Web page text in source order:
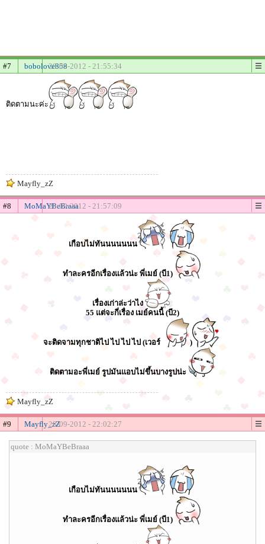
#7 bobolove85828-09-2012 - 21:55:34
ติดตามนะค่ะ
Mayfly_zZ
#8 MoMaYBeBraaa
28-09-2012 - 21:57:09
เกือบไม่ทันนนนนนน
ทำละครอีกเรื่องแล้วน่ะ พี่เมย์ (บี1)
เรื่องเก่าล่ะว่าไง
55 แต่จะกี่เรื่อง เมย์คนนี้ (บี2)
จะติดจามทุกชาติไป ไป ไป ไป (เวอร์ )
ติดตามอะพี่เมย์ รูปมันแอบไม่ขึ้นบางรูปน่ะ
Mayfly_zZ
#9 Mayfly_zZ28-09-2012 - 22:02:27
quote : MoMaYBeBraaa
เกือบไม่ทันนนนนนน
ทำละครอีกเรื่องแล้วน่ะ พี่เมย์ (บี1)